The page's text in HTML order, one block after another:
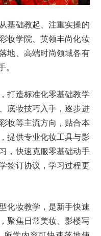
基础教起、注重实操的
妆学院、英领丰尚化妆
地、高端时尚领域各有
。
打造标准化零基础教学
底妆技巧入手，逐步进
妆等主流方向，贴合本
提供专业化妆工具与影
，快速克服零基础动手
签订协议，学习过程更
化妆教学，是新手快速
聚焦日常美妆、影楼写